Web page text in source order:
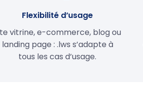
Flexibilité d’usage
vitrine, e-commerce, blog ou
landing page : .lws s’adapte à
tous les cas d’usage.